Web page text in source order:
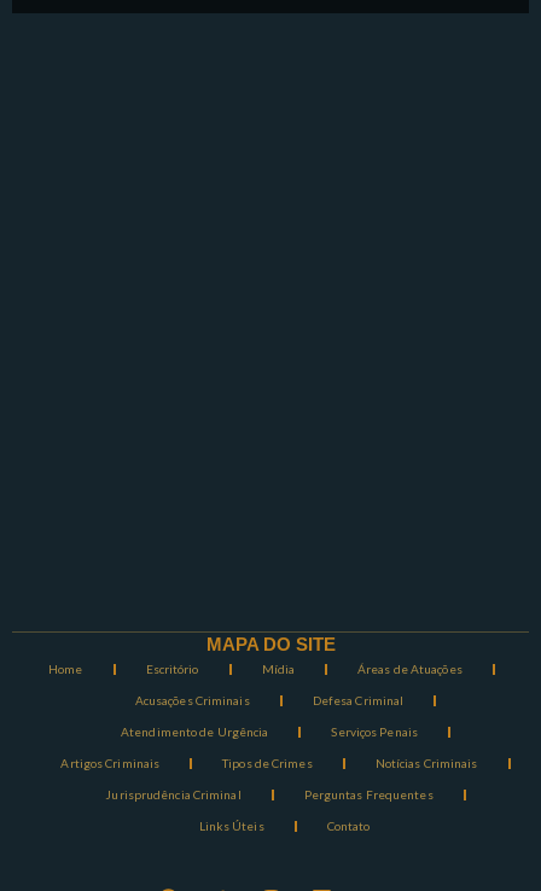
MAPA DO SITE
Home Escritório Mídia Áreas de Atuações
Acusações Criminais Defesa Criminal
Atendimento de Urgência Serviços Penais
Artigos Criminais Tipos de Crimes Notícias Criminais
Jurisprudência Criminal Perguntas Frequentes
Links Úteis Contato